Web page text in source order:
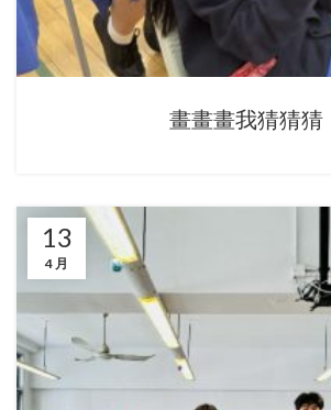
畫畫畫我猜猜猜
13
4 月